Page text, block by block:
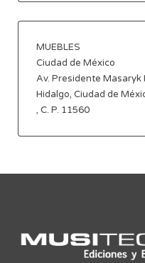
MUEBLES
Ciudad de México
Av. Presidente Masaryk
Hidalgo, Ciudad de
, C. P. 11560